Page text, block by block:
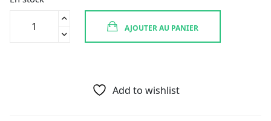
AJOUTER AU PANIER
Add to wishlist